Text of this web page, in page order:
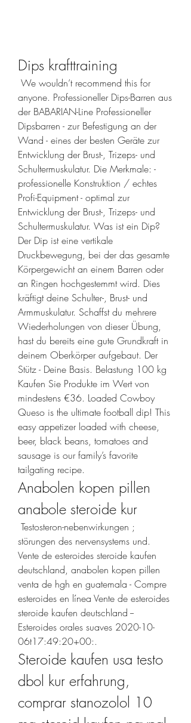
Dips krafttraining
anyone. Professioneller Dips-Barren aus
der BABARIAN-Line Professioneller
Dipsbarren - zur Befestigung an der
Wand - eines der besten Geräte zur
Entwicklung der Brust-, Trizeps- und
Schultermuskulatur. Die Merkmale: -
professionelle Konstruktion / echtes
Profi-Equipment - optimal zur
Entwicklung der Brust-, Trizeps- und
Schultermuskulatur. Was ist ein Dip?
Der Dip ist eine vertikale
Druckbewegung, bei der das gesamte
Körpergewicht an einem Barren oder
an Ringen hochgestemmt wird. Dies
kräftigt deine Schulter-, Brust- und
Armmuskulatur. Schaffst du mehrere
Wiederholungen von dieser Übung,
hast du bereits eine gute Grundkraft in
deinem Oberkörper aufgebaut. Der
Stütz - Deine Basis. Belastung 100 kg
Kaufen Sie Produkte im Wert von
mindestens €36. Loaded Cowboy
Queso is the ultimate football dip! This
easy appetizer loaded with cheese,
beer, black beans, tomatoes and
sausage is our family’s favorite
tailgating recipe.
Anabolen kopen pillen
anabole steroide kur
störungen des nervensystems und.
Vente de esteroides steroide kaufen
deutschland, anabolen kopen pillen
venta de hgh en guatemala - Compre
esteroides en línea Vente de esteroides
steroide kaufen deutschland --
Esteroides orales suaves 2020-10-
06t17:49:20+00:.
Steroide kaufen usa testo
dbol kur erfahrung,
comprar stanozolol 10